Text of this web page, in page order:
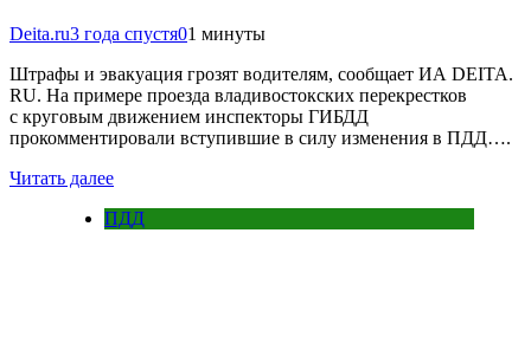
Deita.ru3 года спустя01 минуты
Штрафы и эвакуация грозят водителям, сообщает ИА DEITA.
RU. На примере проезда владивостокских перекрестков
с круговым движением инспекторы ГИБДД
прокомментировали вступившие в силу изменения в ПДД….
Читать далее
ПДД